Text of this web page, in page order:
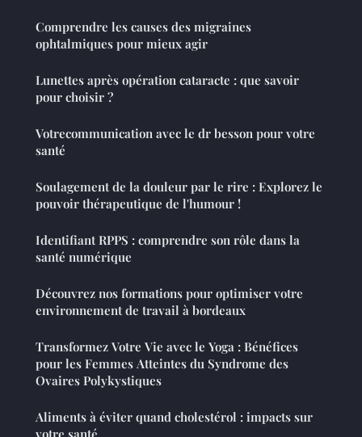
Comprendre les causes des migraines
ophtalmiques pour mieux agir
Lunettes après opération cataracte : que savoir
pour choisir ?
Votrecommunication avec le dr besson pour votre
santé
Soulagement de la douleur par le rire : Explorez le
pouvoir thérapeutique de l'humour !
Identifiant RPPS : comprendre son rôle dans la
santé numérique
Découvrez nos formations pour optimiser votre
environnement de travail à bordeaux
Transformez Votre Vie avec le Yoga : Bénéfices
pour les Femmes Atteintes du Syndrome des
Ovaires Polykystiques
Aliments à éviter quand cholestérol : impacts sur